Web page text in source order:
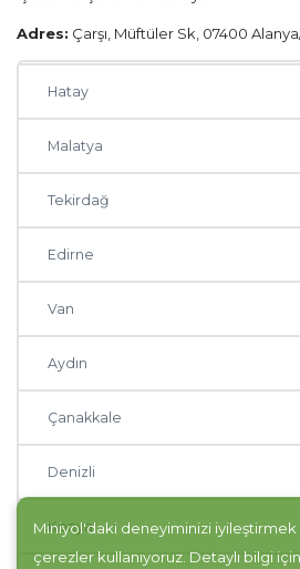
Adres: Çarşı, Müftüler Sk, 07400
Eskişehir
Hatay
Malatya
Tekirdağ
Edirne
Van
Aydın
Çanakkale
Denizli
Konya
Miniyol'daki deneyiminizi iyileştirmek
çerezler kullanıyoruz. Detaylı bilgi için